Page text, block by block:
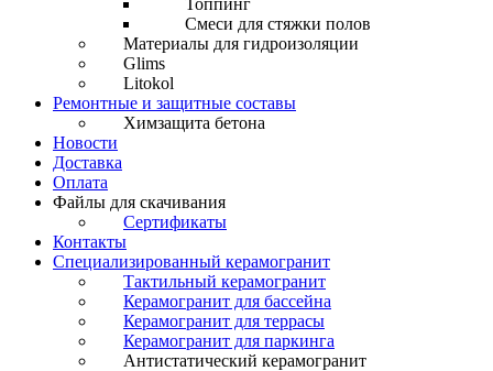
Топпинг
Смеси для стяжки полов
Материалы для гидроизоляции
Glims
Litokol
Ремонтные и защитные составы
Химзащита бетона
Новости
Доставка
Оплата
Файлы для скачивания
Сертификаты
Контакты
Специализированный керамогранит
Тактильный керамогранит
Керамогранит для бассейна
Керамогранит для террасы
Керамогранит для паркинга
Антистатический керамогранит